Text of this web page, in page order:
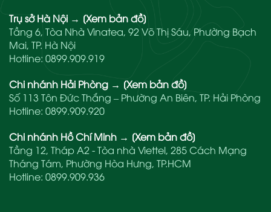
Trụ sở Hà Nội → [Xem bản đồ]
Tầng 6, Tòa Nhà Vinatea, 92 Võ Thị Sáu, Phường Bạch
Mai, TP. Hà Nội
Hotline: 0899.909.919
Chi nhánh Hải Phòng → [Xem bản đồ]
Số 113 Tôn Đức Thắng – Phường An Biên, TP. Hải Phòng
Hotline: 0899.909.920
Chi nhánh Hồ Chí Minh → [Xem bản đồ]
Tầng 12, Tháp A2 - Tòa nhà Viettel, 285 Cách Mạng
Tháng Tám, Phường Hòa Hưng, TP.HCM
Hotline: 0899.909.936